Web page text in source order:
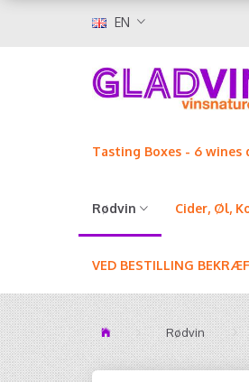
EN
Tasting Boxes - 6
Rødvin Cider, Øl,
VED BESTILLING
Rødvin